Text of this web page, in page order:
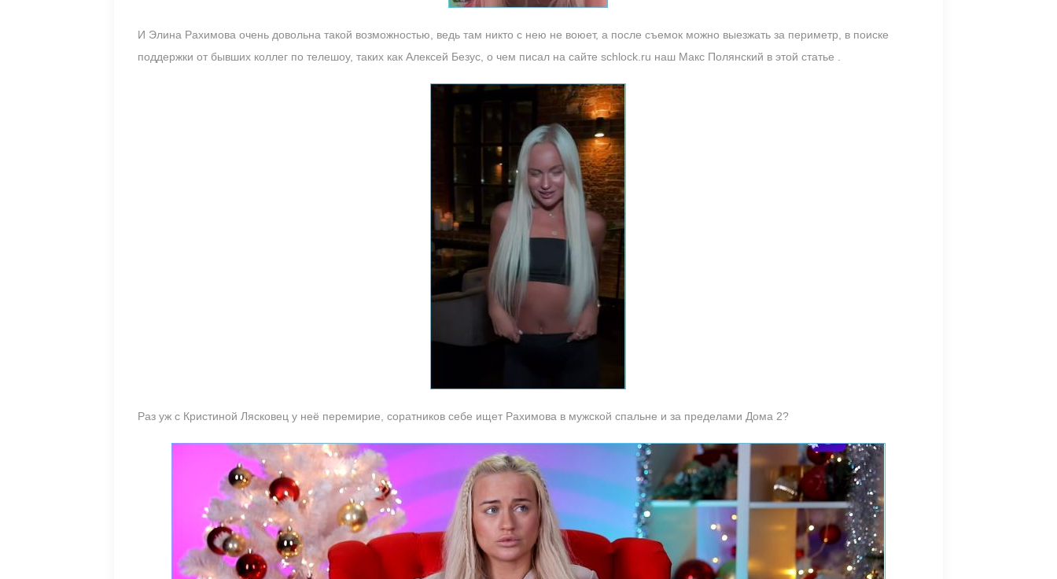
И Элина Рахимова очень довольна такой возможностью, ведь там никто с нею не воюет, а после съемок можно выезжать за периметр, в поиске
поддержки от бывших коллег по телешоу, таких как Алексей Безус, о чем писал на сайте schlock.ru наш Макс Полянский в этой статье .
Раз уж с Кристиной Лясковец у неё перемирие, соратников себе ищет Рахимова в мужской спальне и за пределами Дома 2?